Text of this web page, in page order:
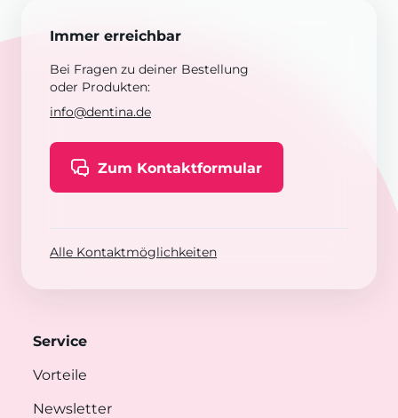
Immer erreichbar
Bei Fragen zu deiner Bestellung
oder Produkten:
info@dentina.de
Zum Kontaktformular
Alle Kontaktmöglichkeiten
Service
Vorteile
Newsletter